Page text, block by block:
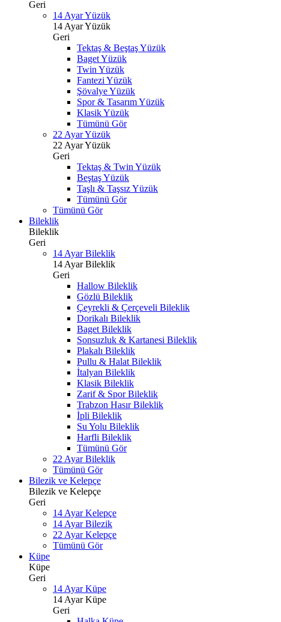
Geri
14 Ayar Yüzük
14 Ayar Yüzük
Geri
Tektaş & Beştaş Yüzük
Baget Yüzük
Twin Yüzük
Fantezi Yüzük
Şövalye Yüzük
Spor & Tasarım Yüzük
Klasik Yüzük
Tümünü Gör
22 Ayar Yüzük
22 Ayar Yüzük
Geri
Tektaş & Twin Yüzük
Beştaş Yüzük
Taşlı & Taşsız Yüzük
Tümünü Gör
Tümünü Gör
Bileklik
Bileklik
Geri
14 Ayar Bileklik
14 Ayar Bileklik
Geri
Hallow Bileklik
Gözlü Bileklik
Çeyrekli & Çerçeveli Bileklik
Dorikalı Bileklik
Baget Bileklik
Sonsuzluk & Kartanesi Bileklik
Plakalı Bileklik
Pullu & Halat Bileklik
İtalyan Bileklik
Klasik Bileklik
Zarif & Spor Bileklik
Trabzon Hasır Bileklik
İpli Bileklik
Su Yolu Bileklik
Harfli Bileklik
Tümünü Gör
22 Ayar Bileklik
Tümünü Gör
Bilezik ve Kelepçe
Bilezik ve Kelepçe
Geri
14 Ayar Kelepçe
14 Ayar Bilezik
22 Ayar Kelepçe
Tümünü Gör
Küpe
Küpe
Geri
14 Ayar Küpe
14 Ayar Küpe
Geri